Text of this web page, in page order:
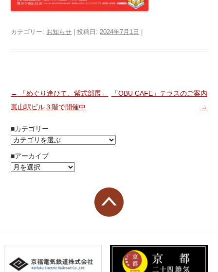
カテゴリー: お知らせ | 投稿日: 2024年7月1日
投稿ナビゲーション
←
「めぐり逢ひて、紫式部展」
嵐山駅ビル３階で開催中
「OBU CAFE」テラスのご案内
→
■カテゴリー
■アーカイブ